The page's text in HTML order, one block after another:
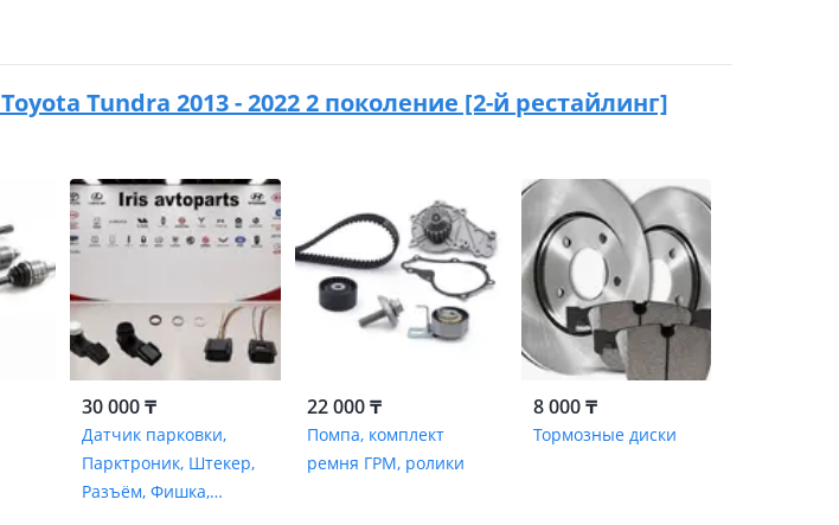
Toyota Tundra 2013 - 2022 2 поколение [2-й рестайлинг]
30 000 ₸
Датчик парковки,
Парктроник, Штекер,
Разъём, Фишка,
22 000 ₸
Помпа, комплект
ремня ГРМ, ролики
8 000 ₸
Тормозные диски